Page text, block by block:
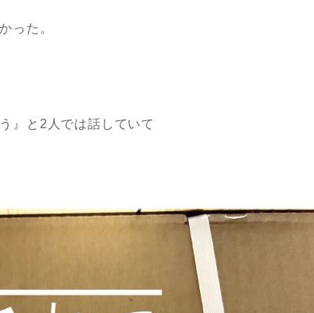
った。
』と2人では話していて